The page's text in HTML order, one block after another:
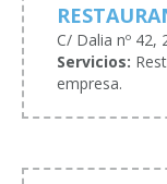
C/ Dalia nº 42,
Servicios:
empresa.